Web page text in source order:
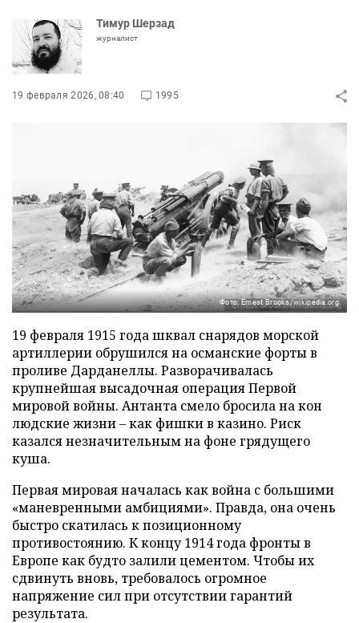
Тимур Шерзад
журналист
19 февраля 2026, 08:40 1995
Фото: Ernest Brooks/wikipedia.org
19 февраля 1915 года шквал снарядов морской
артиллерии обрушился на османские форты в
проливе Дарданеллы. Разворачивалась
крупнейшая высадочная операция Первой
мировой войны. Антанта смело бросила на кон
людские жизни – как фишки в казино. Риск
казался незначительным на фоне грядущего
куша.
Первая мировая началась как война с большими
«маневренными амбициями». Правда, она очень
быстро скатилась к позиционному
противостоянию. К концу 1914 года фронты в
Европе как будто залили цементом. Чтобы их
сдвинуть вновь, требовалось огромное
напряжение сил при отсутствии гарантий
результата.